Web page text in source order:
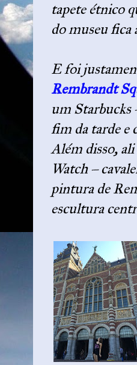
tapete étnico
do museu fica
E foi
Rembrandt
um Starbucks
fim da tarde e
Além disso,
Watch –
pintura de
escultura